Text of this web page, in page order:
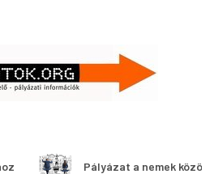
Pályázat a nemek közötti